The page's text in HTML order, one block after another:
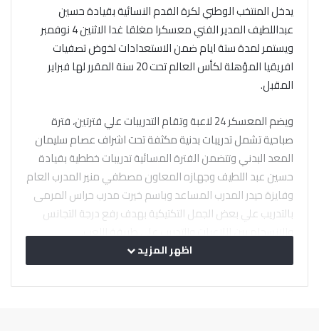
يدخل المنتخب الوطني لكرة القدم النسائية بقيادة حسين
عبداللطيف المدير الفني معسكرا مغلقا غدا الاثنين 4 نوفمبر
ويستمر لمدة ستة ايام ضمن الاستعدادات لخوض تصفيات
افريقيا المؤهلة لكأس العالم تحت 20 سنة المقرر لها فبراير
المقبل.
ويضم المعسكر 24 لاعبة وتقام التدريبات علي فترتين، فترة
صباحية تشمل تدريبات بدنية مكثفة تحت اشراف عصام سليمان
المعد البدني وتتضمن الفترة المسائية تدريبات خططية بقيادة
حسين عبد اللطيف وجهازه المعاون مصطفي منير المدرب العام
وفايزة حيدر المدرب المساعد وباسم خيرت مدرب حراس المرمى
بالتدريب علي بعض الجمل التكتيكية بهدف رفع درجة التجانس
والانسجام بين اللاعبات والتدريب علي طريقة اللعب.
ويختتم المعسكر بمباراة ودية امام نادي المعادي واليخت يوم
الجمعة 8 نوفمبر وتسعي الدكتورة سحر عبدالحق عضو لجنة
اظهر المزيد